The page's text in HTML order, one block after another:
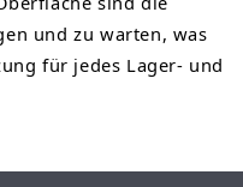
und zu warten, was
für jedes Lager- und